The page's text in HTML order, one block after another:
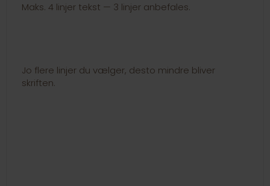
Maks. 4 linjer tekst — 3 linjer anbefales.
Jo flere linjer du vælger, desto mindre bliver
skriften.